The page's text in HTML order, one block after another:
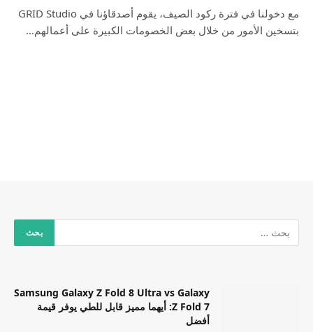
مع دخولنا في فترة ركود الصيف، يقوم أصدقاؤنا في GRID Studio
بتسخين الأمور من خلال بعض الخصومات الكبيرة على أعمالهم…
Samsung Galaxy Z Fold 8 Ultra vs Galaxy
Z Fold 7: أيهما مميز قابل للطي يوفر قيمة
أفضل